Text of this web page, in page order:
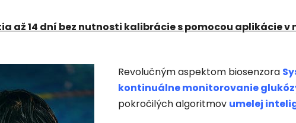
až 14 dní bez nutnosti kalibrácie s pomocou aplikácie v
Revolučným aspektom biosenzora
kontinuálne monitorovanie
pokročilých algoritmov umelej